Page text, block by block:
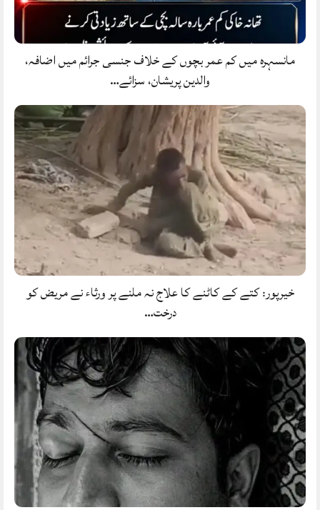
مانسہرہ میں کم عمر بچوں کے خلاف جنسی جرائم میں اضافہ،
والدین پریشان، سزائے…
خیرپور: کتے کے کاٹنے کا علاج نہ ملنے پر ورثاء نے مریض کو
درخت…